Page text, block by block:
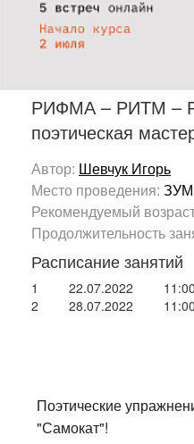
РИФМА – РИТМ –
поэтическая
Автор: Шевчук Игорь
Место проведения: ЗУМ
Рекомендуемый
Продолжительность
Расписание занятий
1 22.07.2022
11:00
2
28.07.2022 11:00
Поэтические
"Самокат"!